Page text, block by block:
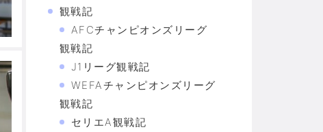
観戦記
AFCチャンピオンズリーグ
観戦記
J1リーグ観戦記
WEFAチャンピオンズリーグ
観戦記
セリエA観戦記